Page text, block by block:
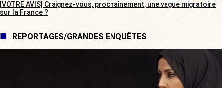
[VOTRE AVIS] Craignez-vous, prochainement, une vague migratoire
sur la France ?
REPORTAGES/GRANDES ENQUÊTES